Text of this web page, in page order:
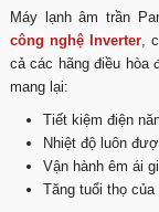
Máy lạnh âm trần
công nghệ Inverter ,
cả các hãng điều hòa
mang lại:
Tiết kiệm điện
Nhiệt độ luôn
Vận hành êm ái
Tăng tuổi thọ của